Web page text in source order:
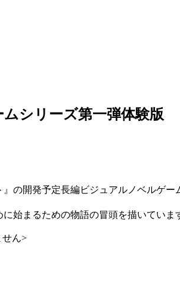
シリーズ第一弾体験版
の開発予定長編ビジュアルノベルゲ
始まるための物語の冒頭を描いていま
せん>